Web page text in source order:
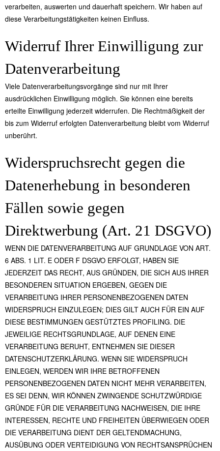
verarbeiten, auswerten und dauerhaft speichern. Wir haben auf
diese Verarbeitungstätigkeiten keinen Einfluss.
Widerruf Ihrer Einwilligung zur
Datenverarbeitung
Viele Datenverarbeitungsvorgänge sind nur mit Ihrer
ausdrücklichen Einwilligung möglich. Sie können eine bereits
erteilte Einwilligung jederzeit widerrufen. Die Rechtmäßigkeit der
bis zum Widerruf erfolgten Datenverarbeitung bleibt vom Widerruf
unberührt.
Widerspruchsrecht gegen die
Datenerhebung in besonderen
Fällen sowie gegen
Direktwerbung (Art. 21 DSGVO)
WENN DIE DATENVERARBEITUNG AUF GRUNDLAGE VON ART.
6 ABS. 1 LIT. E ODER F DSGVO ERFOLGT, HABEN SIE
JEDERZEIT DAS RECHT, AUS GRÜNDEN, DIE SICH AUS IHRER
BESONDEREN SITUATION ERGEBEN, GEGEN DIE
VERARBEITUNG IHRER PERSONENBEZOGENEN DATEN
WIDERSPRUCH EINZULEGEN; DIES GILT AUCH FÜR EIN AUF
DIESE BESTIMMUNGEN GESTÜTZTES PROFILING. DIE
JEWEILIGE RECHTSGRUNDLAGE, AUF DENEN EINE
VERARBEITUNG BERUHT, ENTNEHMEN SIE DIESER
DATENSCHUTZERKLÄRUNG. WENN SIE WIDERSPRUCH
EINLEGEN, WERDEN WIR IHRE BETROFFENEN
PERSONENBEZOGENEN DATEN NICHT MEHR VERARBEITEN,
ES SEI DENN, WIR KÖNNEN ZWINGENDE SCHUTZWÜRDIGE
GRÜNDE FÜR DIE VERARBEITUNG NACHWEISEN, DIE IHRE
INTERESSEN, RECHTE UND FREIHEITEN ÜBERWIEGEN ODER
DIE VERARBEITUNG DIENT DER GELTENDMACHUNG,
AUSÜBUNG ODER VERTEIDIGUNG VON RECHTSANSPRÜCHEN